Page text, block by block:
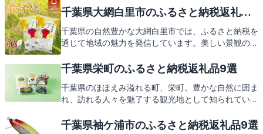
観光地もご紹介します。次は返礼品の数々をお楽しみ
千葉県大網白里市のふるさと納税返礼品9
選
千葉県の自然豊かな大網白里市では、ふるさと納税を
通じて地域の魅力を発信しています。美しい景観の中
づく観光スポットを巡る旅もおすすめです。さあ、大
しょう。
千葉県栄町のふるさと納税返礼品9選
千葉県のほほえみ溢れる町、栄町。豊かな自然に囲ま
れ、訪れる人々を魅了する観光地として知られていま
品としても大人気。栄町の温かなおもてなしを感じる
千葉県袖ケ浦市のふるさと納税返礼品9選